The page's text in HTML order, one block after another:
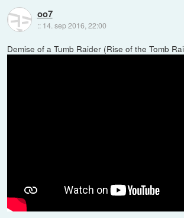
oo7
:: 14. sep 2016, 22:00
Demise of a Tumb Raider (Rise of the Tomb